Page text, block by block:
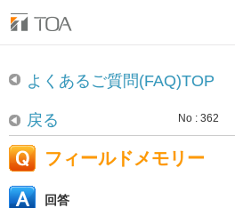
よくあるご質問(FAQ)TOP
戻る No : 362
フィールドメモリー
回答